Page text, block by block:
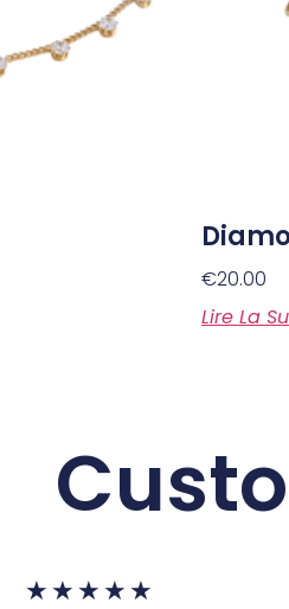
€20.00
Lire La
★ ★ ★ ★ ★